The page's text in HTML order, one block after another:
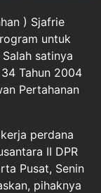
) Sjafrie
untuk
satinya
Tahun 2004
Pertahanan
perdana
II DPR
Pusat, Senin
pihaknya